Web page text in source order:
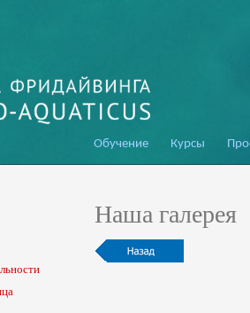
Наша галерея
Курсы
Обучение